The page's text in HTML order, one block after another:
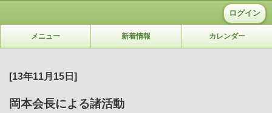
ログイン
メニュー 新着情報 カレンダー
[13年11月15日]
岡本会長による諸活動